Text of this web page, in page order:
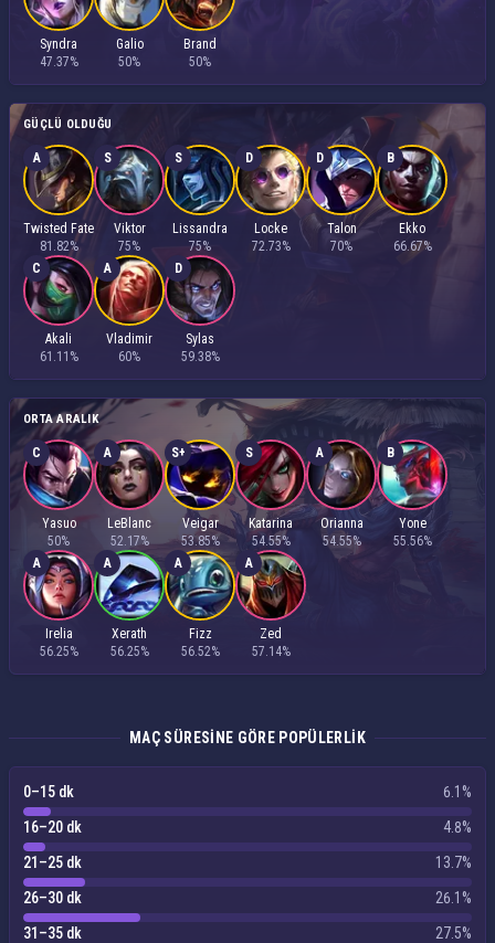
Syndra
47.37%
Galio
50%
Brand
50%
GÜÇLÜ OLDUĞU
A
Twisted Fate
81.82%
S
Viktor
75%
S
Lissandra
75%
D
Locke
72.73%
D
Talon
70%
B
Ekko
66.67%
C
Akali
61.11%
A
Vladimir
60%
D
Sylas
59.38%
ORTA ARALIK
C
Yasuo
50%
A
LeBlanc
52.17%
S+
Veigar
53.85%
S
Katarina
54.55%
A
Orianna
54.55%
B
Yone
55.56%
A
Irelia
56.25%
A
Xerath
56.25%
A
Fizz
56.52%
A
Zed
57.14%
MAÇ SÜRESINE GÖRE POPÜLERLIK
0–15 dk
6.1%
16–20 dk
4.8%
21–25 dk
13.7%
26–30 dk
26.1%
31–35 dk
27.5%